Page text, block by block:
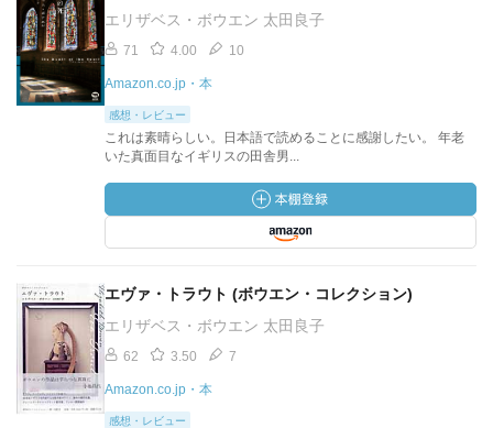
エリザベス・ボウエン 太田良子
71 4.00 10
Amazon.co.jp・本
感想・レビュー
これは素晴らしい。日本語で読めることに感謝したい。 年老
いた真面目なイギリスの田舎男...
エヴァ・トラウト (ボウエン・コレクション)
エリザベス・ボウエン 太田良子
62 3.50 7
Amazon.co.jp・本
感想・レビュー